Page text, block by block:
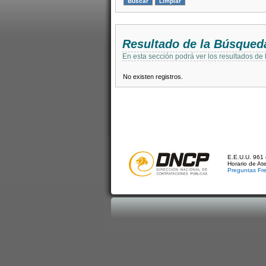
Resultado de la
En esta sección podrá ver los resultados
No existen registros.
E.E.U.U. 961
Horario de
Preguntas